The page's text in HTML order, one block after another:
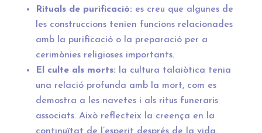
Rituals de purificació: es creu que algunes de
les construccions tenien funcions relacionades
amb la purificació o la preparació per a
cerimònies religioses importants.
El culte als morts: la cultura talaiòtica tenia
una relació profunda amb la mort, com es
demostra a les navetes i als ritus funeraris
associats. Això reflecteix la creença en la
continuïtat de l’esperit després de la vida.